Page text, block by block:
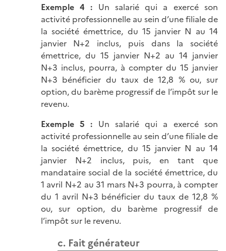
Exemple 4 : Un salarié qui a exercé son
activité professionnelle au sein d’une filiale de
la société émettrice, du 15 janvier N au 14
janvier N+2 inclus, puis dans la société
émettrice, du 15 janvier N+2 au 14 janvier
N+3 inclus, pourra, à compter du 15 janvier
N+3 bénéficier du taux de 12,8 % ou, sur
option, du barème progressif de l’impôt sur le
revenu.
Exemple 5 : Un salarié qui a exercé son
activité professionnelle au sein d’une filiale de
la société émettrice, du 15 janvier N au 14
janvier N+2 inclus, puis, en tant que
mandataire social de la société émettrice, du
1 avril N+2 au 31 mars N+3 pourra, à compter
du 1 avril N+3 bénéficier du taux de 12,8 %
ou, sur option, du barème progressif de
l’impôt sur le revenu.
c. Fait générateur